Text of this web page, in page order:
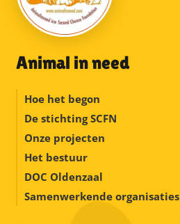
Animal in need
Hoe het begon
De stichting SCFN
Onze projecten
Het bestuur
DOC Oldenzaal
Samenwerkende organisaties